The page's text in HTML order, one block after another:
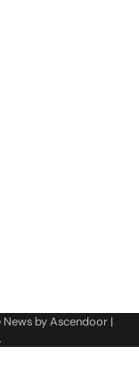
News byAscendoor |